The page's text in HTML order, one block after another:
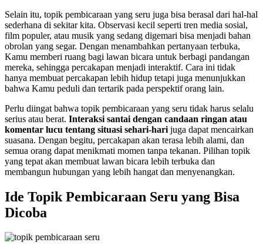
Selain itu, topik pembicaraan yang seru juga bisa berasal dari hal-hal
sederhana di sekitar kita. Observasi kecil seperti tren media sosial,
film populer, atau musik yang sedang digemari bisa menjadi bahan
obrolan yang segar. Dengan menambahkan pertanyaan terbuka,
Kamu memberi ruang bagi lawan bicara untuk berbagi pandangan
mereka, sehingga percakapan menjadi interaktif. Cara ini tidak
hanya membuat percakapan lebih hidup tetapi juga menunjukkan
bahwa Kamu peduli dan tertarik pada perspektif orang lain.
Perlu diingat bahwa topik pembicaraan yang seru tidak harus selalu
serius atau berat. Interaksi santai dengan candaan ringan atau
komentar lucu tentang situasi sehari-hari juga dapat mencairkan
suasana. Dengan begitu, percakapan akan terasa lebih alami, dan
semua orang dapat menikmati momen tanpa tekanan. Pilihan topik
yang tepat akan membuat lawan bicara lebih terbuka dan
membangun hubungan yang lebih hangat dan menyenangkan.
Ide Topik Pembicaraan Seru yang Bisa
Dicoba